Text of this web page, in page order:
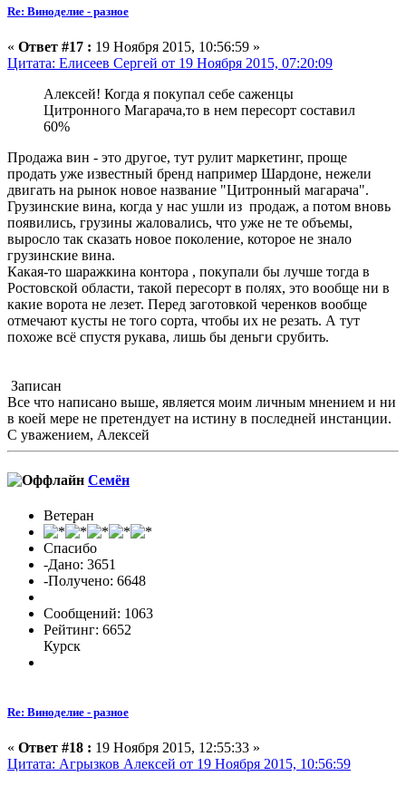
Re: Виноделие - разное
« Ответ #17 : 19 Ноября 2015, 10:56:59 »
Цитата: Елисеев Сергей от 19 Ноября 2015, 07:20:09
Алексей! Когда я покупал себе саженцы
Цитронного Магарача,то в нем пересорт составил
60%
Продажа вин - это другое, тут рулит маркетинг, проще
продать уже известный бренд например Шардоне, нежели
двигать на рынок новое название "Цитронный магарача".
Грузинские вина, когда у нас ушли из продаж, а потом вновь
появились, грузины жаловались, что уже не те объемы,
выросло так сказать новое поколение, которое не знало
грузинские вина.
Какая-то шаражкина контора , покупали бы лучше тогда в
Ростовской области, такой пересорт в полях, это вообще ни в
какие ворота не лезет. Перед заготовкой черенков вообще
отмечают кусты не того сорта, чтобы их не резать. А тут
похоже всё спустя рукава, лишь бы деньги срубить.
Записан
Все что написано выше, является моим личным мнением и ни
в коей мере не претендует на истину в последней инстанции.
С уважением, Алексей
Семён
Ветеран
Спасибо
-Дано: 3651
-Получено: 6648
Сообщений: 1063
Рейтинг: 6652
Курск
Re: Виноделие - разное
« Ответ #18 : 19 Ноября 2015, 12:55:33 »
Цитата: Агрызков Алексей от 19 Ноября 2015, 10:56:59